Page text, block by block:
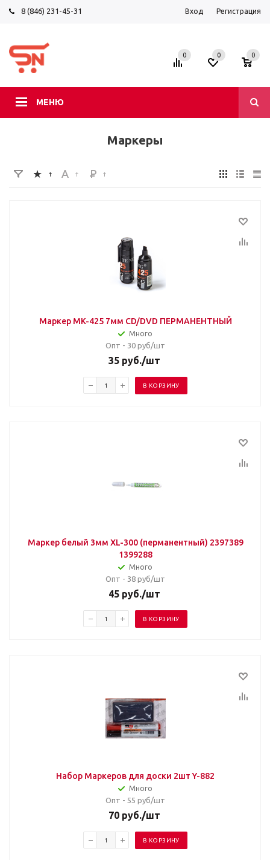
8 (846) 231-45-31 Вход Регистрация
МЕНЮ
0 0 0
Маркеры
Маркер MK-425 7мм CD/DVD ПЕРМАНЕНТНЫЙ
Много
Опт - 30 руб/шт
35руб./шт
В КОРЗИНУ
Маркер белый 3мм XL-300 (перманентный) 2397389
1399288
Много
Опт - 38 руб/шт
45руб./шт
В КОРЗИНУ
Набор Маркеров для доски 2шт Y-882
Много
Опт - 55 руб/шт
70руб./шт
В КОРЗИНУ